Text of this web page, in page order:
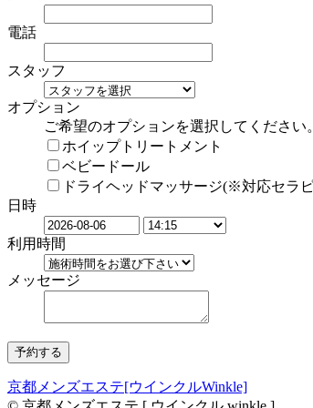
電話
スタッフ
オプション
ご希望のオプションを選択してください。
ホイップトリートメント
ベビードール
ドライヘッドマッサージ(※対応セラ
日時
利用時間
メッセージ
京都メンズエステ[ウインクルWinkle]